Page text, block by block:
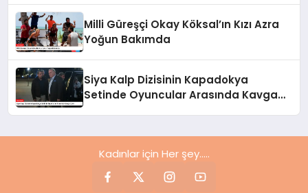
Milli Güreşçi Okay Köksal’ın Kızı Azra
Yoğun Bakımda
Siya Kalp Dizisinin Kapadokya
Setinde Oyuncular Arasında Kavga
Kadınlar için Her şey.....